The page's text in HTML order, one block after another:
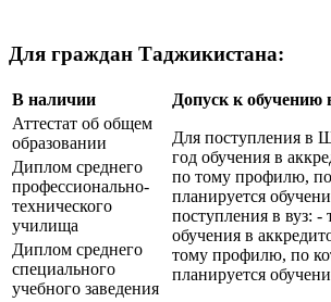
Для граждан Таджикистана:
В наличии
Допуск к обучению
Аттестат об общем
образовании
Для поступления в
год обучения в
по тому профилю,
планируется
поступления в вуз: -
обучения в
тому профилю, по
планируется
Диплом среднего
профессионально-
технического
училища
Диплом среднего
специального
учебного заведения